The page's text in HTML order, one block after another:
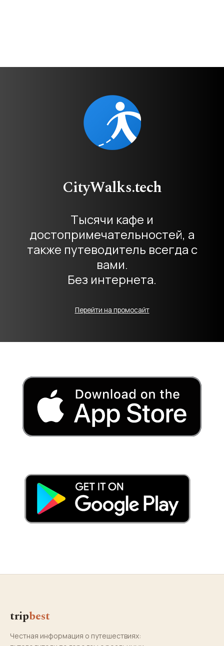
CityWalks.tech
Тысячи кафе и
достопримечательностей, а
также путеводитель всегда с
вами.
Без интернета.
Перейти на промосайт
tripbest
Честная информация о путешествиях: